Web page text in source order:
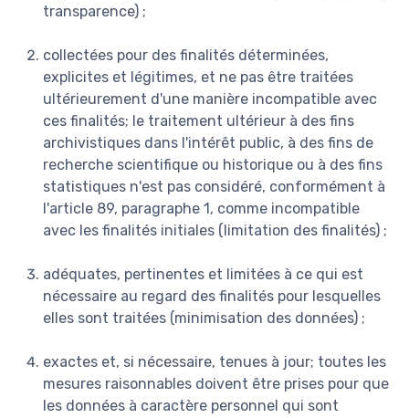
transparence) ;
collectées pour des finalités déterminées,
explicites et légitimes, et ne pas être traitées
ultérieurement d'une manière incompatible avec
ces finalités; le traitement ultérieur à des fins
archivistiques dans l'intérêt public, à des fins de
recherche scientifique ou historique ou à des fins
statistiques n'est pas considéré, conformément à
l'article 89, paragraphe 1, comme incompatible
avec les finalités initiales (limitation des finalités) ;
adéquates, pertinentes et limitées à ce qui est
nécessaire au regard des finalités pour lesquelles
elles sont traitées (minimisation des données) ;
exactes et, si nécessaire, tenues à jour; toutes les
mesures raisonnables doivent être prises pour que
les données à caractère personnel qui sont